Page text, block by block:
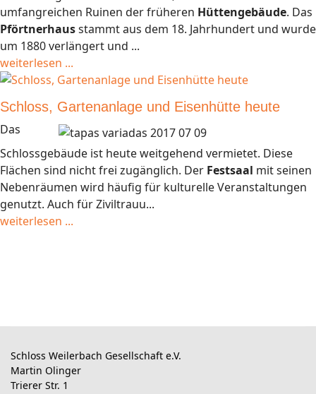
umfangreichen Ruinen der früheren Hüttengebäude. Das
Pförtnerhausstammt aus dem 18. Jahrhundert und wurde
um 1880 verlängert und ...
weiterlesen ...
Schloss, Gartenanlage und Eisenhütte heute
Das
Schlossgebäude ist heute weitgehend vermietet. Diese
Flächen sind nicht frei zugänglich. Der Festsaal mit seinen
Nebenräumen wird häufig für kulturelle Veranstaltungen
genutzt. Auch für Ziviltrauu...
weiterlesen ...
Schloss Weilerbach Gesellschaft e.V.
Martin Olinger
Trierer Str. 1